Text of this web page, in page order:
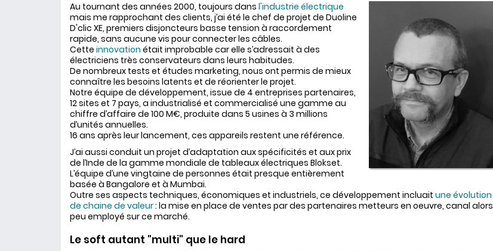
Au tournant des années 2000, toujours dans l'industrie électrique
mais me rapprochant des clients, j’ai été le chef de projet de Duoline
D'clic XE, premiers disjoncteurs basse tension à raccordement
rapide, sans aucune vis pour connecter les câbles.
Cette innovation était improbable car elle s’adressait à des
électriciens très conservateurs dans leurs habitudes.
De nombreux tests et études marketing, nous ont permis de mieux
connaître les besoins latents et de réorienter le projet.
Notre équipe de développement, issue de 4 entreprises partenaires,
12 sites et 7 pays, a industrialisé et commercialisé une gamme au
chiffre d’affaire de 100 M€, produite dans 5 usines à 3 millions
d’unités annuelles.
16 ans après leur lancement, ces appareils restent une référence.
J’ai aussi conduit un projet d’adaptation aux spécificités et aux prix
de l’Inde de la gamme mondiale de tableaux électriques Blokset.
L’équipe d’une vingtaine de personnes était presque entièrement
basée à Bangalore et à Mumbai.
Outre ses aspects techniques, économiques et industriels, ce développement incluait une évolution
de chaine de valeur: la mise en place de ventes par des partenaires metteurs en oeuvre, canal alors
peu employé sur ce marché.
Le soft autant "multi" que le hard